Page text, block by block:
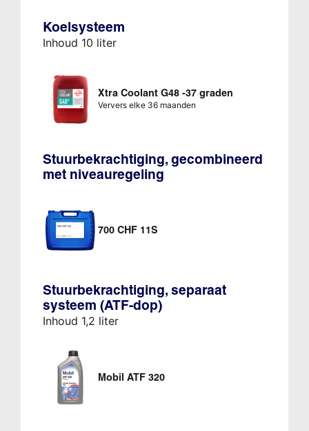
Koelsysteem
Inhoud 10 liter
Xtra Coolant G48 -37 graden
Ververs elke 36 maanden
Stuurbekrachtiging, gecombineerd
met niveauregeling
700 CHF 11S
Stuurbekrachtiging, separaat
systeem (ATF-dop)
Inhoud 1,2 liter
Mobil ATF 320